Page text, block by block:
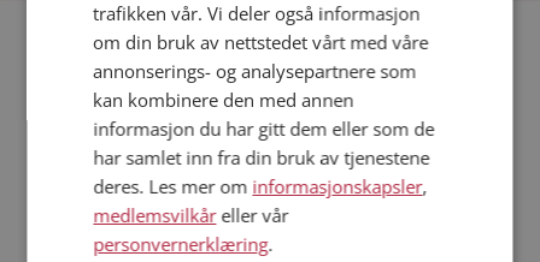
Fler single
Flere singlemenn fra Sør-Varanger:Skrulle
Kvinner fra Sør-Varanger
Date kvinner i Norge
Date menn i Norge
trafikken vår. Vi deler også informasjon
om din bruk av nettstedet vårt med våre
annonserings- og analysepartnere som
kan kombinere den med annen
informasjon du har gitt dem eller som de
har samlet inn fra din bruk av tjenestene
deres. Les mer om informasjonskapsler,
medlemsvilkåreller vår
personvernerklæring.